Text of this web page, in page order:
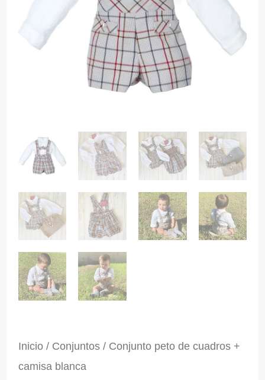
Inicio/ Conjuntos/ Conjunto peto de cuadros +
camisa blanca